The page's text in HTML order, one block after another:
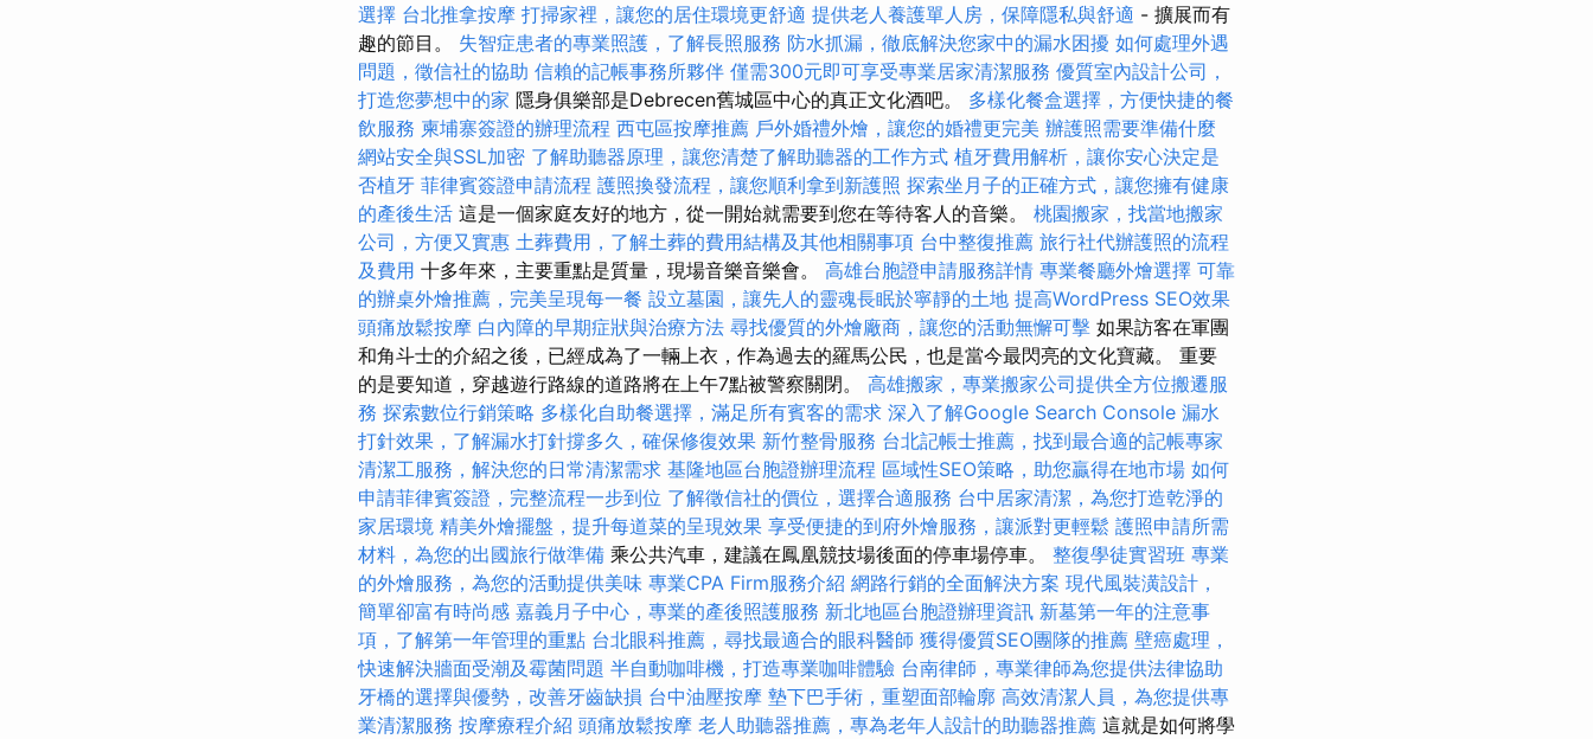
選擇 台北推拿按摩 打掃家裡，讓您的居住環境更舒適 提供老人養護單人房，保障隱私與舒適 - 擴展而有
趣的節目。 失智症患者的專業照護，了解長照服務 防水抓漏，徹底解決您家中的漏水困擾 如何處理外遇
問題，徵信社的協助 信賴的記帳事務所夥伴 僅需300元即可享受專業居家清潔服務 優質室內設計公司，
打造您夢想中的家 隱身俱樂部是Debrecen舊城區中心的真正文化酒吧。 多樣化餐盒選擇，方便快捷的餐
飲服務 柬埔寨簽證的辦理流程 西屯區按摩推薦 戶外婚禮外燴，讓您的婚禮更完美 辦護照需要準備什麼
網站安全與SSL加密 了解助聽器原理，讓您清楚了解助聽器的工作方式 植牙費用解析，讓你安心決定是
否植牙 菲律賓簽證申請流程 護照換發流程，讓您順利拿到新護照 探索坐月子的正確方式，讓您擁有健康
的產後生活 這是一個家庭友好的地方，從一開始就需要到您在等待客人的音樂。 桃園搬家，找當地搬家
公司，方便又實惠 土葬費用，了解土葬的費用結構及其他相關事項 台中整復推薦 旅行社代辦護照的流程
及費用 十多年來，主要重點是質量，現場音樂音樂會。 高雄台胞證申請服務詳情 專業餐廳外燴選擇 可靠
的辦桌外燴推薦，完美呈現每一餐 設立墓園，讓先人的靈魂長眠於寧靜的土地 提高WordPress SEO效果
頭痛放鬆按摩 白內障的早期症狀與治療方法 尋找優質的外燴廠商，讓您的活動無懈可擊 如果訪客在軍團
和角斗士的介紹之後，已經成為了一輛上衣，作為過去的羅馬公民，也是當今最閃亮的文化寶藏。 重要
的是要知道，穿越遊行路線的道路將在上午7點被警察關閉。 高雄搬家，專業搬家公司提供全方位搬遷服
務 探索數位行銷策略 多樣化自助餐選擇，滿足所有賓客的需求 深入了解Google Search Console 漏水
打針效果，了解漏水打針撐多久，確保修復效果 新竹整骨服務 台北記帳士推薦，找到最合適的記帳專家
清潔工服務，解決您的日常清潔需求 基隆地區台胞證辦理流程 區域性SEO策略，助您贏得在地市場 如何
申請菲律賓簽證，完整流程一步到位 了解徵信社的價位，選擇合適服務 台中居家清潔，為您打造乾淨的
家居環境 精美外燴擺盤，提升每道菜的呈現效果 享受便捷的到府外燴服務，讓派對更輕鬆 護照申請所需
材料，為您的出國旅行做準備 乘公共汽車，建議在鳳凰競技場後面的停車場停車。 整復學徒實習班 專業
的外燴服務，為您的活動提供美味 專業CPA Firm服務介紹 網路行銷的全面解決方案 現代風裝潢設計，
簡單卻富有時尚感 嘉義月子中心，專業的產後照護服務 新北地區台胞證辦理資訊 新墓第一年的注意事
項，了解第一年管理的重點 台北眼科推薦，尋找最適合的眼科醫師 獲得優質SEO團隊的推薦 壁癌處理，
快速解決牆面受潮及霉菌問題 半自動咖啡機，打造專業咖啡體驗 台南律師，專業律師為您提供法律協助
牙橋的選擇與優勢，改善牙齒缺損 台中油壓按摩 墊下巴手術，重塑面部輪廓 高效清潔人員，為您提供專
業清潔服務 按摩療程介紹 頭痛放鬆按摩 老人助聽器推薦，專為老年人設計的助聽器推薦 這就是如何將學